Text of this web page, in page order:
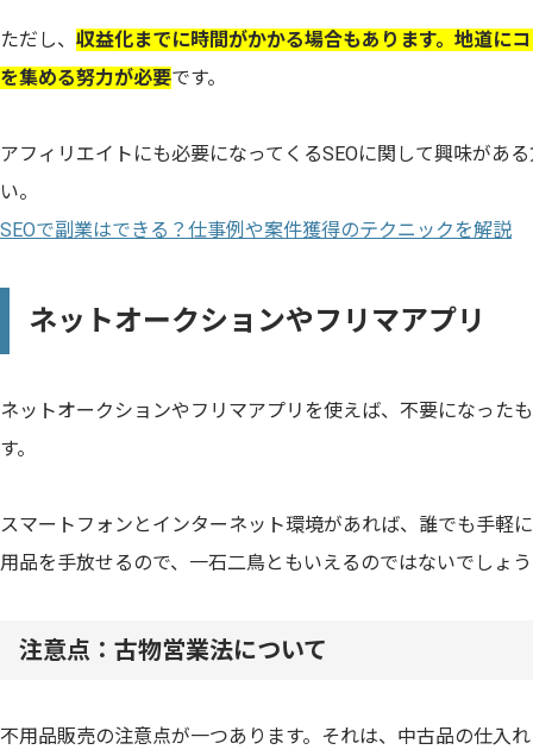
ただし、 収益化までに時間がかかる場合もあります。地道に
を集める努力が必要です。
アフィリエイトにも必要になってくるSEOに関して興味があ
い。
SEOで副業はできる？仕事例や案件獲得のテクニックを解説
ネットオークションやフリマアプリ
ネットオークションやフリマアプリを使えば、不要になった
す。
スマートフォンとインターネット環境があれば、誰でも手軽
用品を手放せるので、一石二鳥ともいえるのではないでしょ
注意点：古物営業法について
不用品販売の注意点が一つあります。それは、中古品の仕入